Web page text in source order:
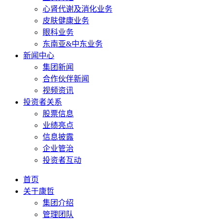
心肾代谢及消化业务
皮肤健康业务
眼科业务
东南亚&中东业务
新闻中心
集团新闻
合作伙伴新闻
视频资讯
投资者关系
股票信息
业绩亮点
信息披露
企业管治
投资者互动
首页
关于康哲
集团介绍
管理团队